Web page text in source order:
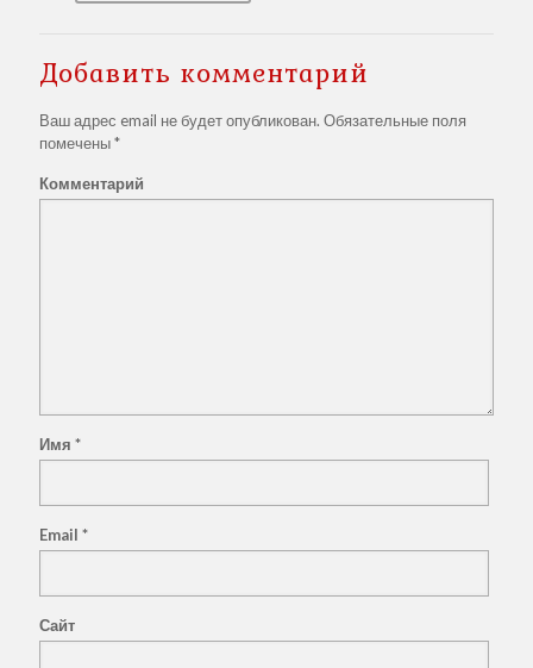
Добавить комментарий
Ваш адрес email не будет опубликован. Обязательные поля
помечены*
Комментарий
Имя *
Email *
Сайт